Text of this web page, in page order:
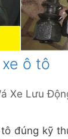
ô tô
Xe Lưu
đúng kỹ